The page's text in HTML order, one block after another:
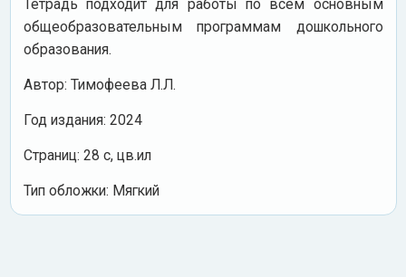
Тетрадь подходит для работы по всем основным
общеобразовательным программам дошкольного
образования.
Автор: Тимофеева Л.Л.
Год издания: 2024
Cтраниц: 28 с, цв.ил
Тип обложки: Мягкий